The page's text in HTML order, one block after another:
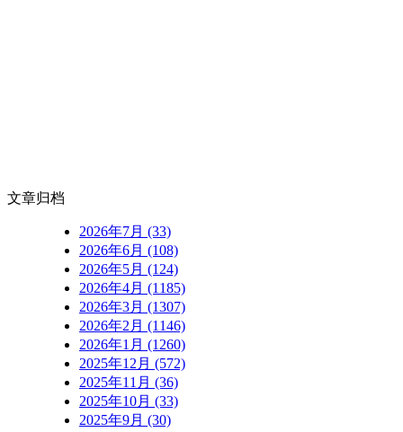
文章归档
2026年7月 (33)
2026年6月 (108)
2026年5月 (124)
2026年4月 (1185)
2026年3月 (1307)
2026年2月 (1146)
2026年1月 (1260)
2025年12月 (572)
2025年11月 (36)
2025年10月 (33)
2025年9月 (30)